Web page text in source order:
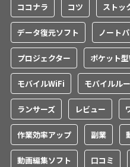
ココナラ コツ ストッ
データ復元ソフト ノート
プロジェクター ポケット
モバイルWiFi モバイルル
ランサーズ レビュー
作業効率アップ 副業
動画編集ソフト 口コミ